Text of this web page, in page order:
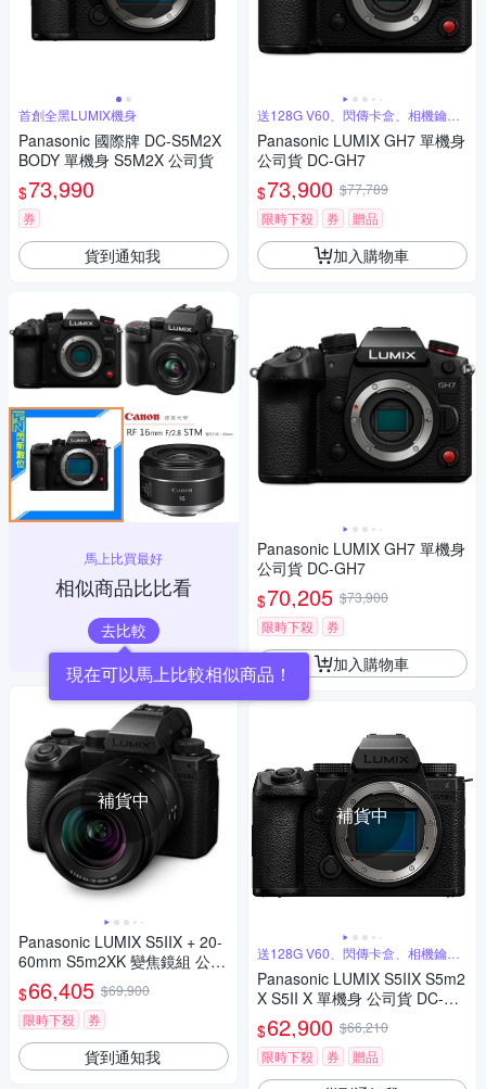
首創全黑LUMIX機身
Panasonic 國際牌 DC-S5M2X
BODY 單機身 S5M2X 公司貨
$73,990
券
貨到通知我
馬上比買最好
相似商品比比看
去比較
現在可以馬上比較相似商品！
補貨中
Panasonic LUMIX S5IIX + 20-
60mm S5m2XK 變焦鏡組 公司
貨 DC-S5M2XK
$66,405 $69,900
限時下殺
券
貨到通知我
送128G V60、閃傳卡盒、相機鑰匙
圈
Panasonic LUMIX GH7 單機身
公司貨 DC-GH7
$73,900 $77,789
限時下殺
券 贈品
加入購物車
Panasonic LUMIX GH7 單機身
公司貨 DC-GH7
$70,205 $73,900
限時下殺
券
加入購物車
補貨中
送128G V60、閃傳卡盒、相機鑰匙
圈
Panasonic LUMIX S5IIX S5m2
X S5II X 單機身 公司貨 DC-S5
M2X
$62,900 $66,210
限時下殺
券 贈品